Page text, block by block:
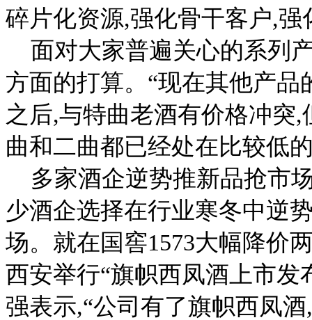
碎片化资源,强化骨干客户,强
面对大家普遍关心的系列
方面的打算。“现在其他产品
之后,与特曲老酒有价格冲突
曲和二曲都已经处在比较低
多家酒企逆势推新品抢市
少酒企选择在行业寒冬中逆
场。就在国窖1573大幅降价
西安举行“旗帜西凤酒上市发
强表示,“公司有了旗帜西凤